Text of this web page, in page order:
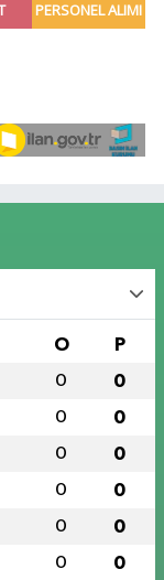
O P
0 0
0 0
0 0
0 0
0 0
0 0